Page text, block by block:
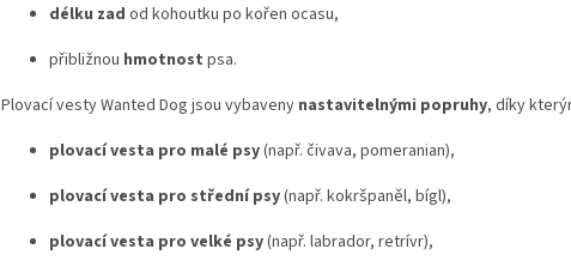
délku zad od kohoutku po kořen ocasu,
přibližnou hmotnost psa.
Plovací vesty Wanted Dog jsou vybaveny nastavitelnými popruhy, díky
plovací vesta pro malé psy(např. čivava, pomeranian),
plovací vesta pro střední psy(např. kokršpaněl, bígl),
plovací vesta pro velké psy(např. labrador, retrívr),